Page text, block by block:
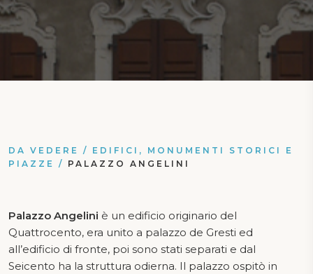
DA VEDERE / EDIFICI, MONUMENTI STORICI E
PIAZZE / PALAZZO ANGELINI
Palazzo Angelini è un edificio originario del
Quattrocento, era unito a palazzo de Gresti ed
all’edificio di fronte, poi sono stati separati e dal
Seicento ha la struttura odierna. Il palazzo ospitò in